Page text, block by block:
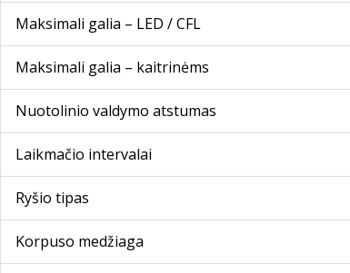
Maksimali galia – LED / CFL
Maksimali galia – kaitrinėms
Nuotolinio valdymo atstumas
Laikmačio intervalai
Ryšio tipas
Korpuso medžiaga